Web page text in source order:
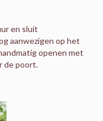
en sluit
aanwezigen op het
openen met
de poort.